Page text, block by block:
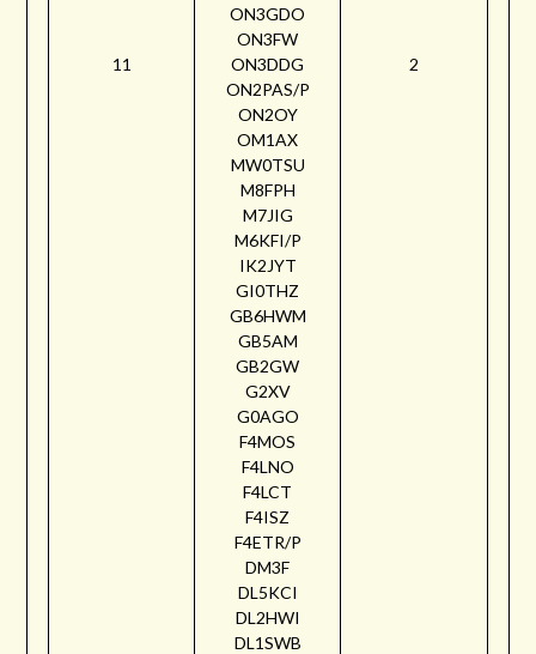
11
ON3GDO
ON3FW
ON3DDG
ON2PAS/P
ON2OY
OM1AX
MW0TSU
M8FPH
M7JIG
M6KFI/P
IK2JYT
GI0THZ
GB6HWM
GB5AM
GB2GW
G2XV
G0AGO
F4MOS
F4LNO
F4LCT
F4ISZ
F4ETR/P
DM3F
DL5KCI
DL2HWI
DL1SWB
2